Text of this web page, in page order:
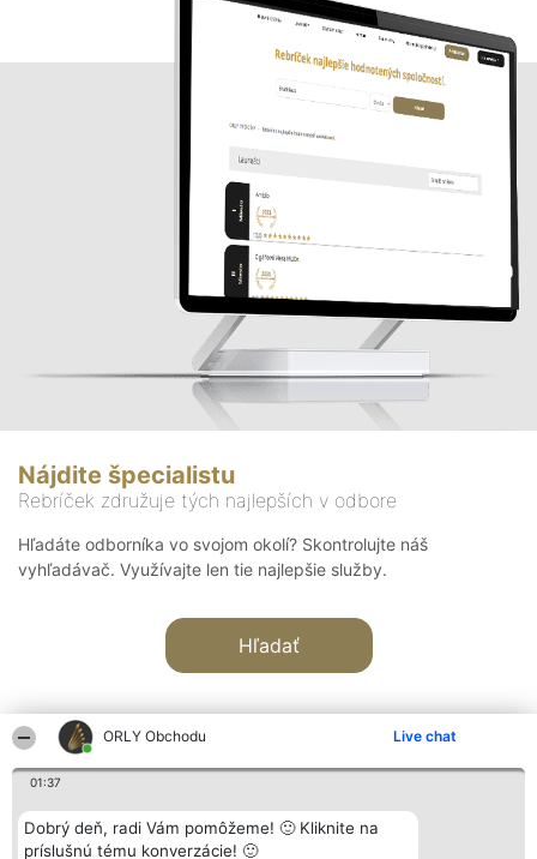
ORLY Obchodu Live chat
01:37
Dobrý deň, radi Vám pomôžeme! 🙂 Kliknite na
príslušnú tému konverzácie! 🙂
Nájdite špecialistu
Rebríček združuje tých najlepších v odbore
Hľadáte odborníka vo svojom okolí? Skontrolujte náš
vyhľadávač. Využívajte len tie najlepšie služby.
Hľadať
Organizátor hodnotenia
Bright Side Solutions sp. z o.
Hodnotenie
Laureáti
Kontakt
Kontakt